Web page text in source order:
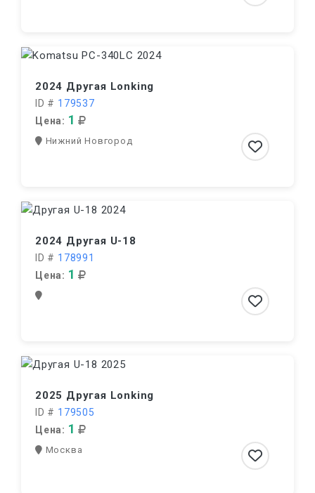
2024 Другая Lonking
ID # 179537
Цена: 1
Нижний Новгород
2024 Другая U-18
ID # 178991
Цена: 1
2025 Другая Lonking
ID # 179505
Цена: 1
Москва